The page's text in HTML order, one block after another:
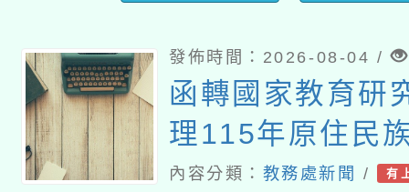
發佈時間：2026-08-04 /
函轉國家教育研
理115年原住民
研討會「原住民
內容分類： 教務處新聞 / 有